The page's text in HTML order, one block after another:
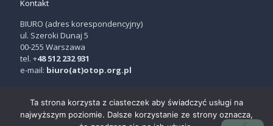
Kontakt
BIURO (adres korespondencyjny)
ul. Szeroki Dunaj 5
00-255 Warszawa
tel. +48 512 232 931
e-mail: biuro(at)otop.org.pl
Ta strona korzysta z ciasteczek aby świadczyć usługi na
najwyższym poziomie. Dalsze korzystanie ze strony oznacza,